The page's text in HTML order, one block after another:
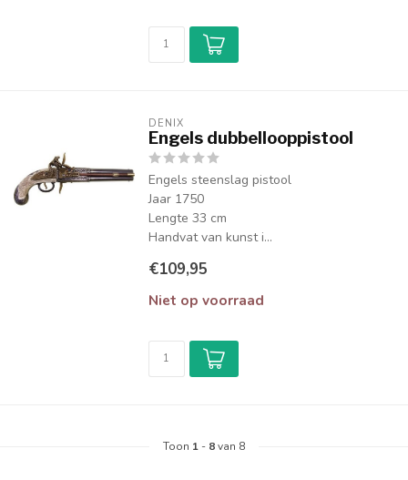
DENIX
Engels dubbellooppistool
Engels steenslag pistool
Jaar 1750
Lengte 33 cm
Handvat van kunst i...
€109,95
Niet op voorraad
Toon 1 - 8van 8